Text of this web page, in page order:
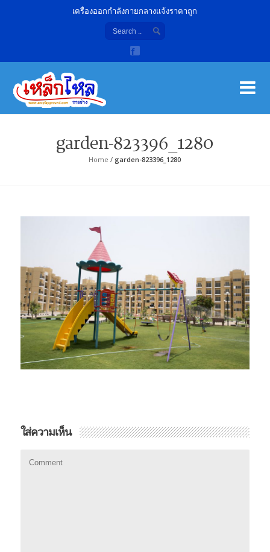
เครื่องออกกำลังกายกลางแจ้งราคาถูก
garden-823396_1280
Home /garden-823396_1280
ใส่ความเห็น